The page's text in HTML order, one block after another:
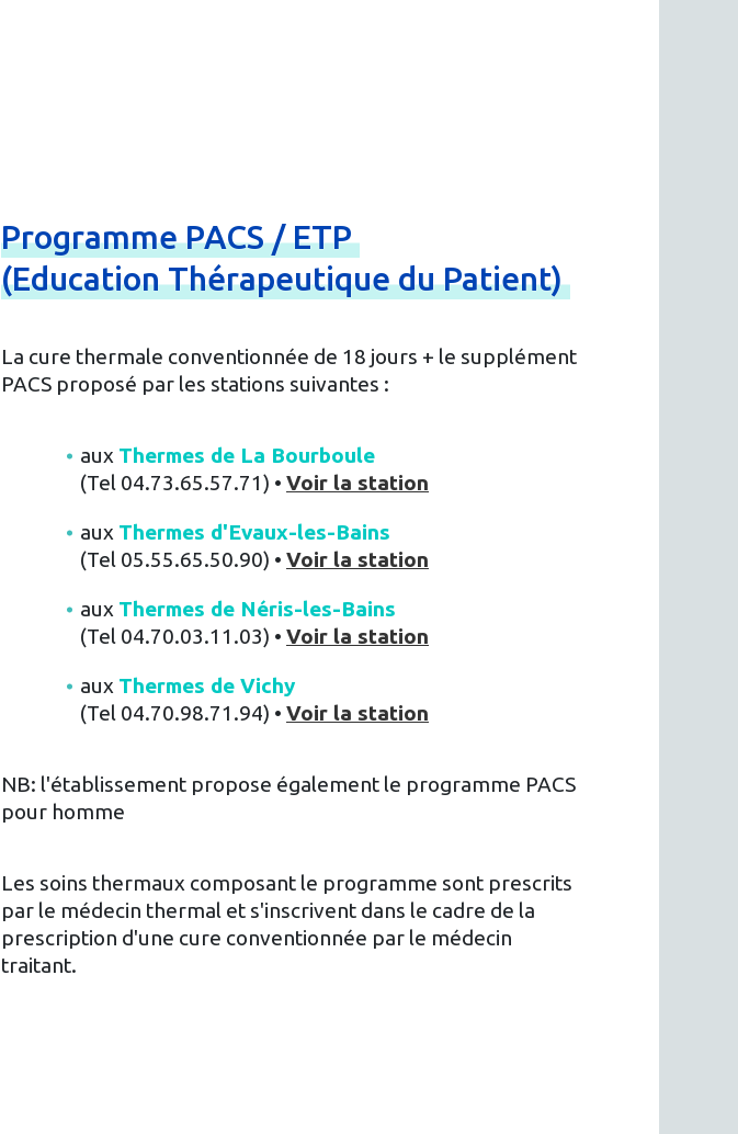
ProgrammePACS/ETP
(EducationThérapeutiqueduPatient)
La cure thermale conventionnée de 18 jours + le supplément
PACS proposé par les stations suivantes :
aux Thermes de La Bourboule
(Tel 04.73.65.57.71) •Voir la station
aux Thermes d'Evaux-les-Bains
(Tel 05.55.65.50.90) •Voir la station
aux Thermes de Néris-les-Bains
(Tel 04.70.03.11.03) •Voir la station
aux Thermes de Vichy
(Tel 04.70.98.71.94) •Voir la station
NB: l'établissement propose également le programme PACS
pour homme
Les soins thermaux composant le programme sont prescrits
par le médecin thermal et s'inscrivent dans le cadre de la
prescription d'une cure conventionnée par le médecin
traitant.